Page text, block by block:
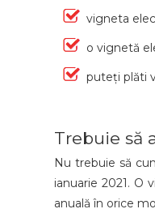
vigneta
o vignetă
puteți plăti
Trebuie să
Nu trebuie să
ianuarie 2021. O
anuală în orice